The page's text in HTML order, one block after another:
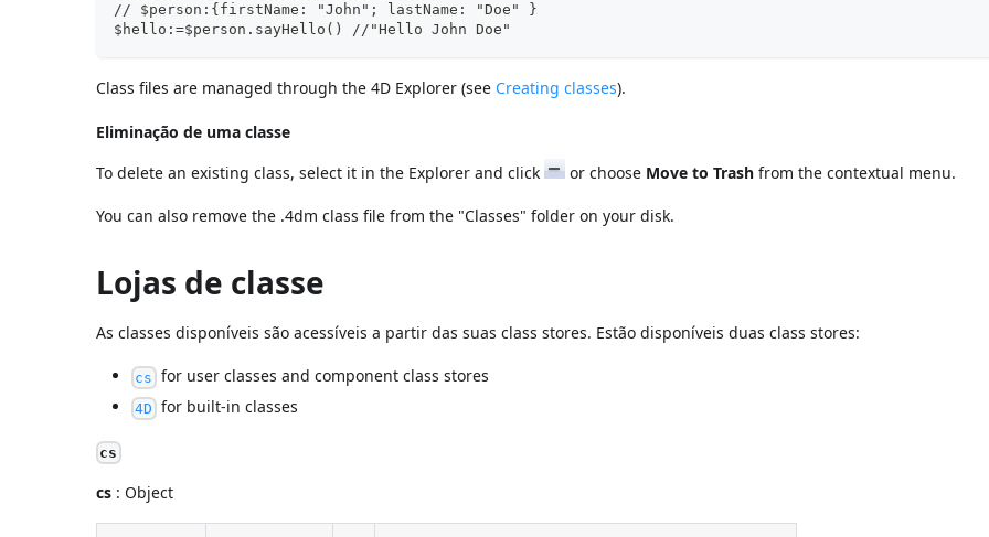
// $person:{firstName: "John"; lastName: "Doe" }
$hello:=$person.sayHello() //"Hello John Doe"
Class files are managed through the 4D Explorer (see Creating classes).
Eliminação de uma classe
To delete an existing class, select it in the Explorer and click
or choose Move to Trash from the contextual menu.
You can also remove the .4dm class file from the "Classes" folder on your disk.
Lojas de classe
As classes disponíveis são acessíveis a partir das suas class stores. Estão disponíveis duas class stores:
cs for user classes and component class stores
4D for built-in classes
cs
cs : Object